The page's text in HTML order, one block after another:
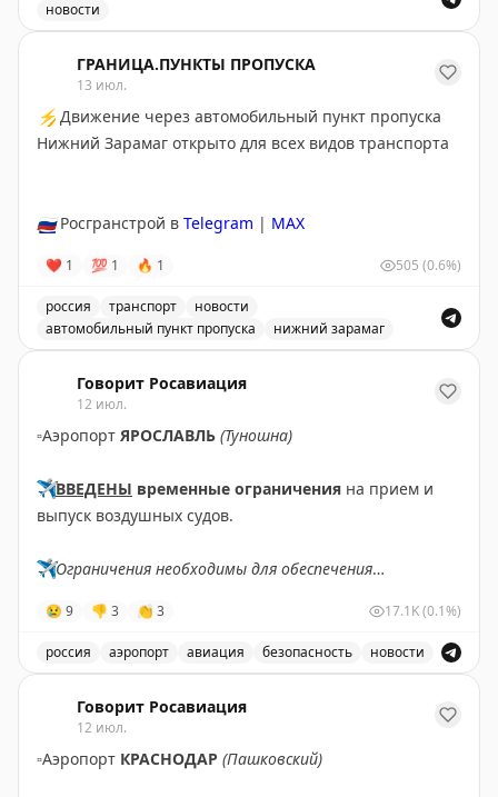
новости
ГРАНИЦА.ПУНКТЫ ПРОПУСКА
13 июл.
⚡ Движение через автомобильный пункт пропуска
Нижний Зарамаг открыто для всех видов транспорта
🇷🇺Росгранстрой в Telegram | MAX
❤ 1 💯 1 🔥 1 505 (0.6%)
россия транспорт
новости
автомобильный пункт пропуска
нижний зарамаг
Говорит Росавиация
12 июл.
▫️Аэропорт ЯРОСЛАВЛЬ (Туношна)
✈️ВВЕДЕНЫ временные ограничения на прием и
выпуск воздушных судов.
✈️Ограничения необходимы для обеспечения
✈️ Говорит Росавиация|МАХ
😢 9 👎 3 👏 3 17.1K(0.1%)
россия аэропорт авиация безопасность новости
Говорит Росавиация
12 июл.
▫️Аэропорт КРАСНОДАР (Пашковский)